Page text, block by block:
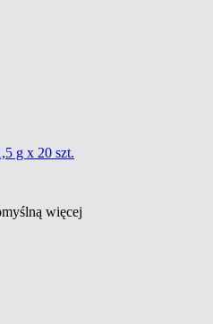
g x 20 szt.
więcej